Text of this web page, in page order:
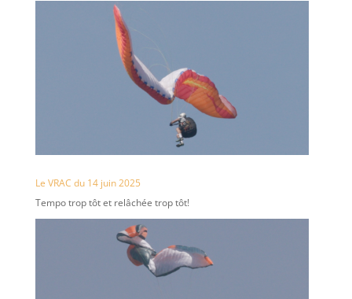
Le VRAC du 14 juin 2025
Tempo trop tôt et relâchée trop tôt!